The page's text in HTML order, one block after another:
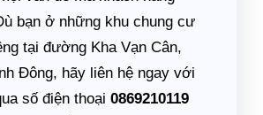
bạn ở những khu chung cư
tại đường Kha Vạn Cân,
Đông, hãy liên hệ ngay với
số điện thoại 0869210119